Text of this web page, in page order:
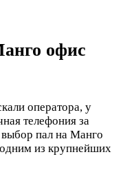
офис
оператора, у
телефония за
пал на Манго
из крупнейших